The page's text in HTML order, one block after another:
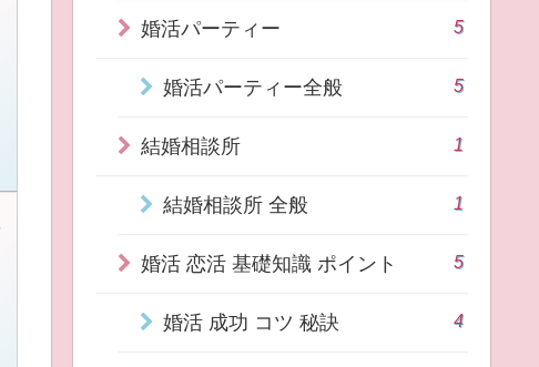
婚活パーティー 5
婚活パーティー全般 5
結婚相談所 1
結婚相談所 全般 1
婚活 恋活 基礎知識 ポイント 5
婚活 成功 コツ 秘訣 4